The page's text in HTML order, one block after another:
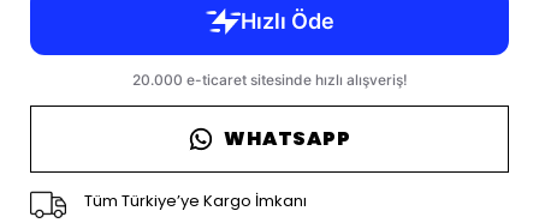
WHATSAPP
Tüm Türkiye’ye Kargo İmkanı